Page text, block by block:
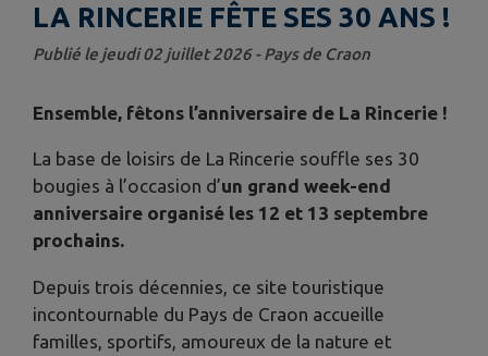
LA RINCERIE FÊTE SES 30 ANS !
Publié le jeudi 02 juillet 2026 - Pays de Craon
Ensemble, fêtons l’anniversaire de La Rincerie !
La base de loisirs de La Rincerie souffle ses 30
bougies à l’occasion d’un grand week-end
anniversaire organisé les 12 et 13 septembre
prochains.
Depuis trois décennies, ce site touristique
incontournable du Pays de Craon accueille
familles, sportifs, amoureux de la nature et